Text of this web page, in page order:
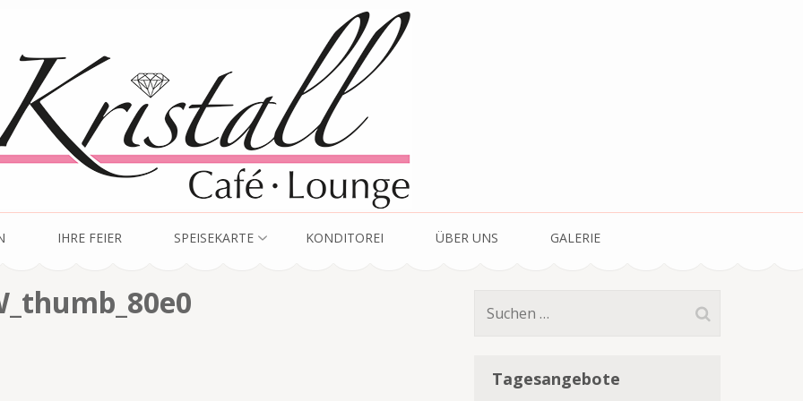
IHRE FEIER SPEISEKARTE KONDITOREI ÜBER UNS GALERIE
Suchen
Tagesangebote